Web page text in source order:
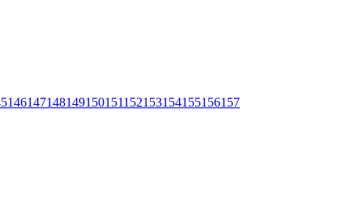
146147148149150151152153154155156157